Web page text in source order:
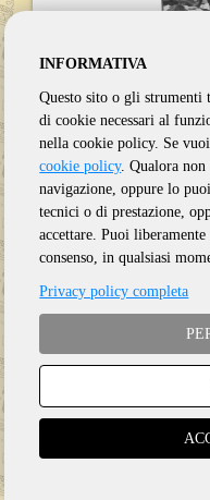
Genere:Rock
Etichetta:
Anno:2024
Vinile LP
Aggiungi al
INFORMATIVA
Questo sito o gli strumenti
di cookie necessari al
nella cookie policy. Se
cookie policy. Qualora non
navigazione, oppure lo
tecnici o di prestazione,
accettare. Puoi
consenso, in qualsiasi
Privacy policy completa